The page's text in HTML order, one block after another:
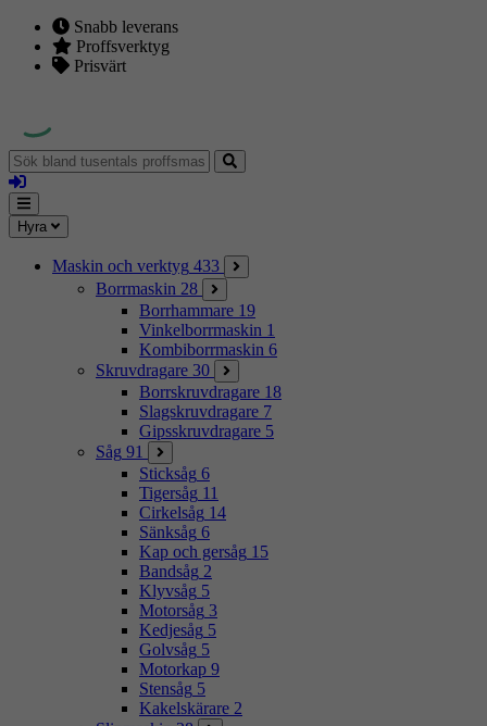
Snabb leverans
Proffsverktyg
Prisvärt
Sök
bland
tusentals
proffsmaskiner
Logga
in
Mina
sidor
Meny
Hyra
Maskin och verktyg 433
Borrmaskin 28
Borrhammare 19
Vinkelborrmaskin 1
Kombiborrmaskin 6
Skruvdragare 30
Borrskruvdragare 18
Slagskruvdragare 7
Gipsskruvdragare 5
Såg 91
Sticksåg 6
Tigersåg 11
Cirkelsåg 14
Sänksåg 6
Kap och gersåg 15
Bandsåg 2
Klyvsåg 5
Motorsåg 3
Kedjesåg 5
Golvsåg 5
Motorkap 9
Stensåg 5
Kakelskärare 2